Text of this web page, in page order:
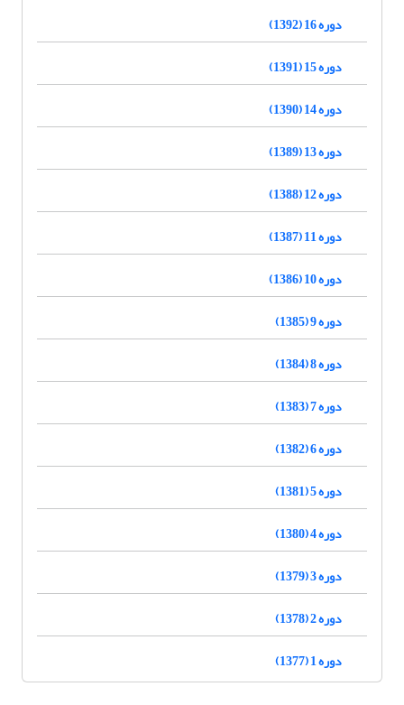
دوره 16 (1392)
دوره 15 (1391)
دوره 14 (1390)
دوره 13 (1389)
دوره 12 (1388)
دوره 11 (1387)
دوره 10 (1386)
دوره 9 (1385)
دوره 8 (1384)
دوره 7 (1383)
دوره 6 (1382)
دوره 5 (1381)
دوره 4 (1380)
دوره 3 (1379)
دوره 2 (1378)
دوره 1 (1377)